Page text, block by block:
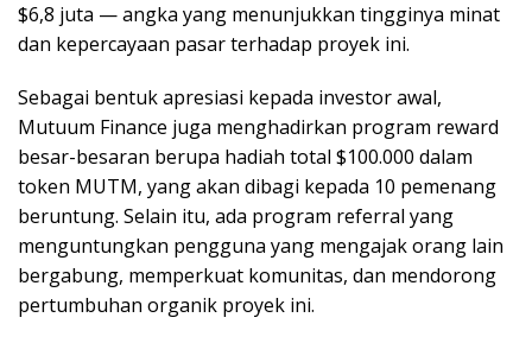
$6,8 juta — angka yang menunjukkan tingginya minat
dan kepercayaan pasar terhadap proyek ini.
Sebagai bentuk apresiasi kepada investor awal,
Mutuum Finance juga menghadirkan program reward
besar-besaran berupa hadiah total $100.000 dalam
token MUTM, yang akan dibagi kepada 10 pemenang
beruntung. Selain itu, ada program referral yang
menguntungkan pengguna yang mengajak orang lain
bergabung, memperkuat komunitas, dan mendorong
pertumbuhan organik proyek ini.